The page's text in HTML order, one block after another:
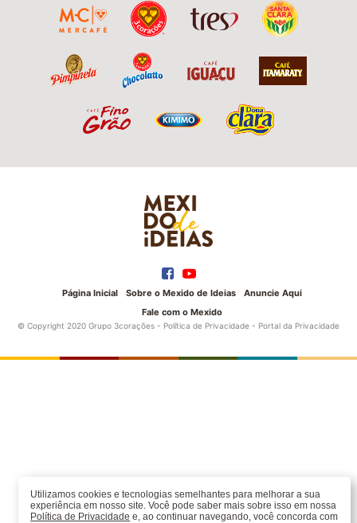
Utilizamos cookies e tecnologias semelhantes para melhorar a sua
experiência em nosso site. Você pode saber mais sobre isso em nossa
Política de Privacidade e, ao continuar navegando, você concorda com
Página Inicial Sobre o Mexido de Ideias
Anuncie Aqui
Fale com o Mexido
© Copyright 2020 Grupo 3corações - Política de Privacidade - Portal da Privacidade